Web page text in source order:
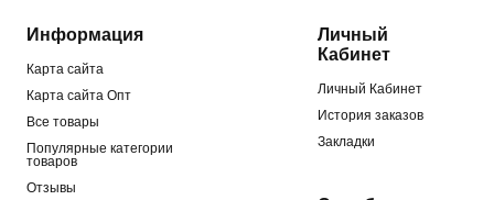
Информация
Карта сайта
Карта сайта Опт
Все товары
Популярные категории
товаров
Отзывы
Личный
Кабинет
Личный Кабинет
История заказов
Закладки